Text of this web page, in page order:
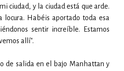
ciudad, y la ciudad está que arde.
locura. Habéis aportado toda esa
sentir increíble. Estamos
allí".
de salida en el bajo Manhattan y